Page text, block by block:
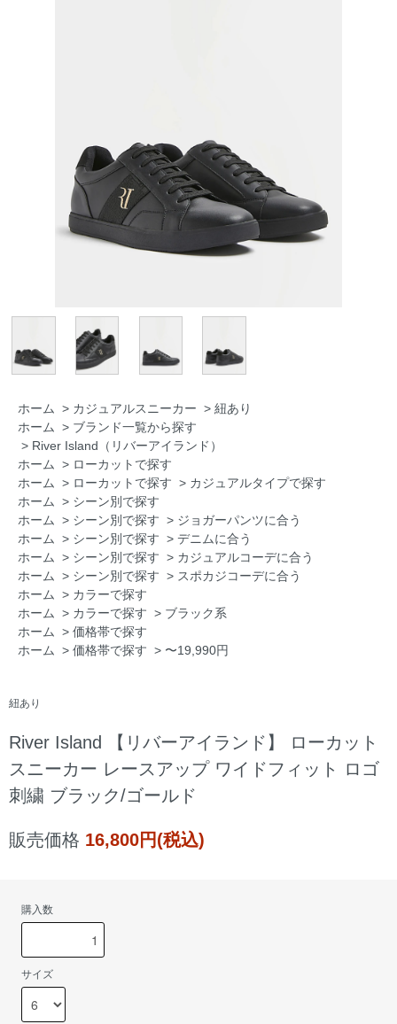
ホーム > カジュアルスニーカー > 紐あり
ホーム
> ブランド一覧から探す
> River Island（リバーアイランド）
ホーム
> ローカットで探す
ホーム
> ローカットで探す > カジュアルタイプで探す
ホーム
> シーン別で探す
ホーム
> シーン別で探す > ジョガーパンツに合う
ホーム
> シーン別で探す > デニムに合う
ホーム
> シーン別で探す > カジュアルコーデに合う
ホーム
> シーン別で探す > スポカジコーデに合う
ホーム
> カラーで探す
ホーム
> カラーで探す > ブラック系
ホーム
> 価格帯で探す
ホーム
> 価格帯で探す > 〜19,990円
紐あり
River Island 【リバーアイランド】 ローカット
スニーカー レースアップ ワイドフィット ロゴ
刺繍 ブラック/ゴールド
販売価格 16,800円(税込)
購入数
サイズ